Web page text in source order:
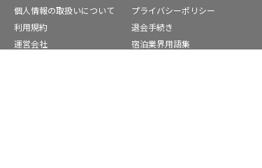
個人情報の取扱いについて
プライバシーポリシー
利用規約
退会手続き
運営会社
宿泊業界用語集